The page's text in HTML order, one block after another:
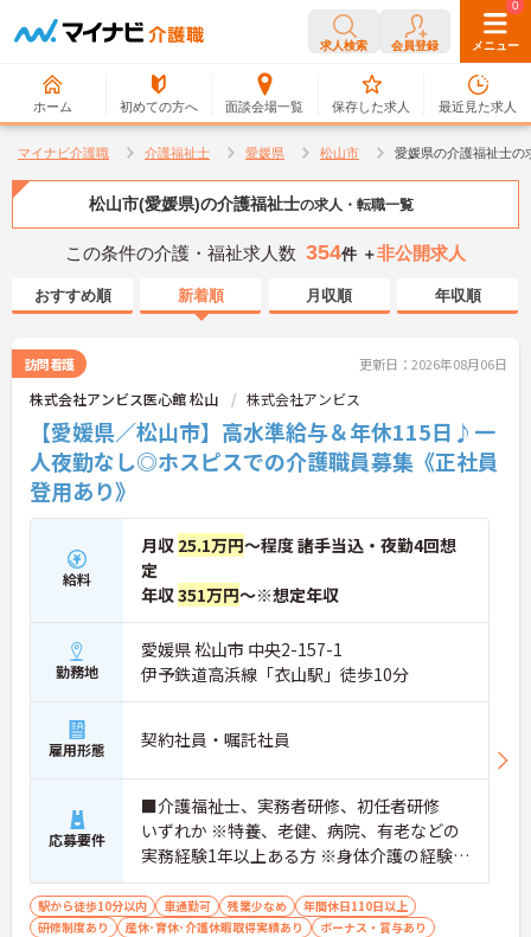
求人検索 会員登録 メニュー
ホーム 初めての方へ 面談会場一覧
0
保存した求人
0
最近見た求人
マイナビ介護職 介護福祉士 愛媛県 松山市 愛媛県の介護福祉士の
松山市(愛媛県)の介護福祉士の求人・転職一覧
この条件の介護・福祉求人数 354件 ＋非公開求人
おすすめ順 新着順 月収順 年収順
訪問看護 更新日：2026年08月06日
株式会社アンビス医心館 松山 株式会社アンビス
【愛媛県／松山市】高水準給与＆年休115日♪一
人夜勤なし◎ホスピスでの介護職員募集《正社員
登用あり》
給料
月収 25.1万円～程度 諸手当込・夜勤4回想
定
年収351万円～※想定年収
勤務地
愛媛県 松山市 中央2-157-1
伊予鉄道高浜線「衣山駅」徒歩10分
雇用形態 契約社員・嘱託社員
応募要件
■介護福祉士、実務者研修、初任者研修
いずれか ※特養、老健、病院、有老などの
実務経験1年以上ある方 ※身体介護の経験年
以上ある方、機械浴の使用の経験のある方
歓迎
駅から徒歩10分以内 車通勤可 残業少なめ
年間休日110日以上
研修制度あり
産休･育休･介護休暇取得実績あり
ボーナス・賞与あり